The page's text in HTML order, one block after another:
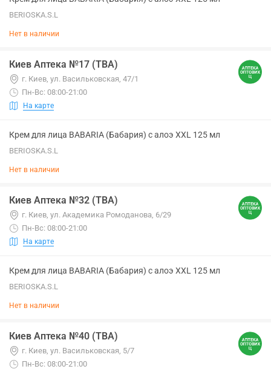
BERIOSKA.S.L
Нет в наличии
Киев Аптека №17 (ТВА)
г. Киев, ул. Васильковская, 47/1
Пн-Вс: 08:00-21:00
На карте
Крем для лица BABARIA (Бабария) с алоэ XXL 125 мл
BERIOSKA.S.L
Нет в наличии
Киев Аптека №32 (ТВА)
г. Киев, ул. Академика Ромоданова, 6/29
Пн-Вс: 08:00-21:00
На карте
Крем для лица BABARIA (Бабария) с алоэ XXL 125 мл
BERIOSKA.S.L
Нет в наличии
Киев Аптека №40 (ТВА)
г. Киев, ул. Васильковская, 5/7
Пн-Вс: 08:00-21:00